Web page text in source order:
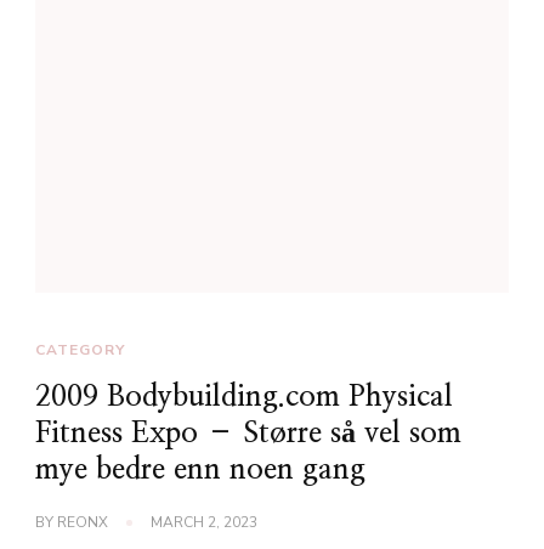
CATEGORY
2009 Bodybuilding.com Physical
Fitness Expo – Større så vel som
mye bedre enn noen gang
BY REONX MARCH 2, 2023